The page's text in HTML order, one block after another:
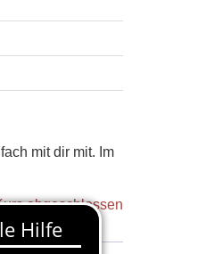
mit dir mit. Im
abgeschlossen